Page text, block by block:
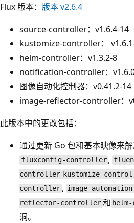
Flux 版本： 版本 v2.6.4
source-controller：v1.6.4-14
kustomize-controller：
helm-controller：v1.3.2-8
notification-controller：
图像自动化控制器：v0.41.2-14
image-reflector-controller：
此版本中的更改包括：
通过更新 Go 包和基本映像来
fluxconfig-controller ,
controller kustomize-
controller , image-
reflector-controller和
洞。